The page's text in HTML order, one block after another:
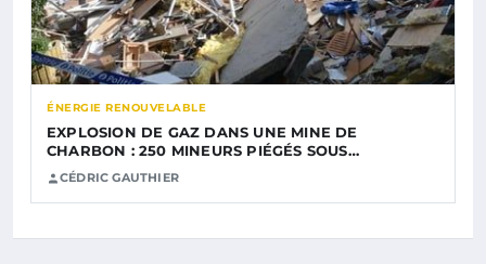
ÉNERGIE RENOUVELABLE
EXPLOSION DE GAZ DANS UNE MINE DE
CHARBON : 250 MINEURS PIÉGÉS SOUS…
CÉDRIC GAUTHIER